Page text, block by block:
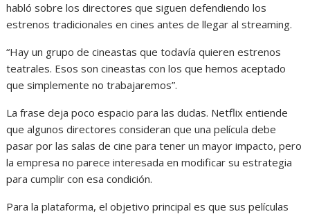
habló sobre los directores que siguen defendiendo los
estrenos tradicionales en cines antes de llegar al streaming.
“Hay un grupo de cineastas que todavía quieren estrenos
teatrales. Esos son cineastas con los que hemos aceptado
que simplemente no trabajaremos”.
La frase deja poco espacio para las dudas. Netflix entiende
que algunos directores consideran que una película debe
pasar por las salas de cine para tener un mayor impacto, pero
la empresa no parece interesada en modificar su estrategia
para cumplir con esa condición.
Para la plataforma, el objetivo principal es que sus películas